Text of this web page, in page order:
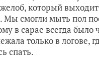
который выходит
Мы смогли мыть пол
в сарае всегда было
только в логове,
спать.